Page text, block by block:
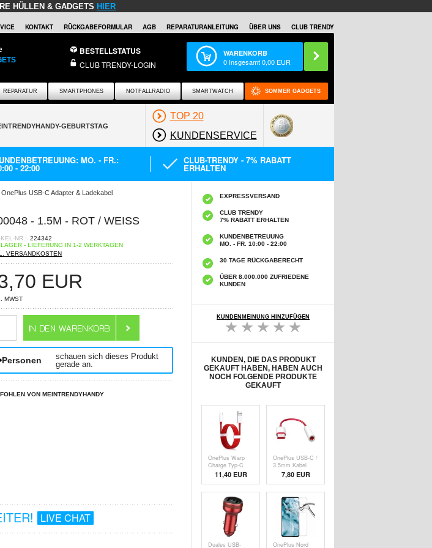
HÜLLEN & GADGETS HIER
KONTAKT RÜCKGABEFORMULAR AGB REPARATURANLEITUNG ÜBER UNS CLUB TRENDY
BESTELLSTATUS
CLUB TRENDY-LOGIN
WARENKORB
0 Insgesamt0,00 EUR
REPARATUR SMARTPHONES NOTFALLRADIO SMARTWATCH SOMMER GADGETS
TOP 20
KUNDENSERVICE
MO. - FR.:
- 22:00
CLUB-TRENDY - 7% RABATT
ERHALTEN
OnePlus USB-C Adapter & Ladekabel
- 1.5M - ROT / WEISS
NR.: 224342
- LIEFERUNG IN 1-2 WERKTAGEN
VERSANDKOSTEN
EUR
MWST
Personen
schauen sich dieses Produkt
gerade an.
VON MEINTRENDYHANDY
LIVE CHAT
EXPRESSVERSAND
CLUB TRENDY
7% RABATT ERHALTEN
KUNDENBETREUUNG
MO. - FR. 10:00 - 22:00
30 TAGE RÜCKGABERECHT
ÜBER 8.000.000 ZUFRIEDENE
KUNDEN
KUNDENMEINUNG HINZUFÜGEN
KUNDEN, DIE DAS PRODUKT
GEKAUFT HABEN, HABEN AUCH
NOCH FOLGENDE PRODUKTE
GEKAUFT
OnePlus Warp
Charge Typ-C
Kabel
5461100012 -
1.5m - Rot /
Weiß
11,40 EUR
OnePlus USB-C /
3.5mm Kabel
Adapter - Bulk -
Rot / Weiß
7,80 EUR
Duales USB-
OnePlus Nord